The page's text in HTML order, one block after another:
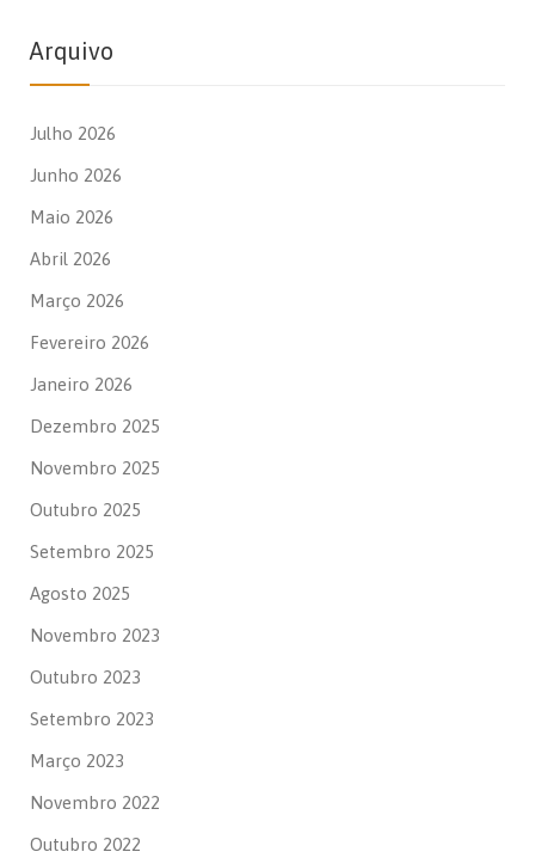
Arquivo
Julho 2026
Junho 2026
Maio 2026
Abril 2026
Março 2026
Fevereiro 2026
Janeiro 2026
Dezembro 2025
Novembro 2025
Outubro 2025
Setembro 2025
Agosto 2025
Novembro 2023
Outubro 2023
Setembro 2023
Março 2023
Novembro 2022
Outubro 2022